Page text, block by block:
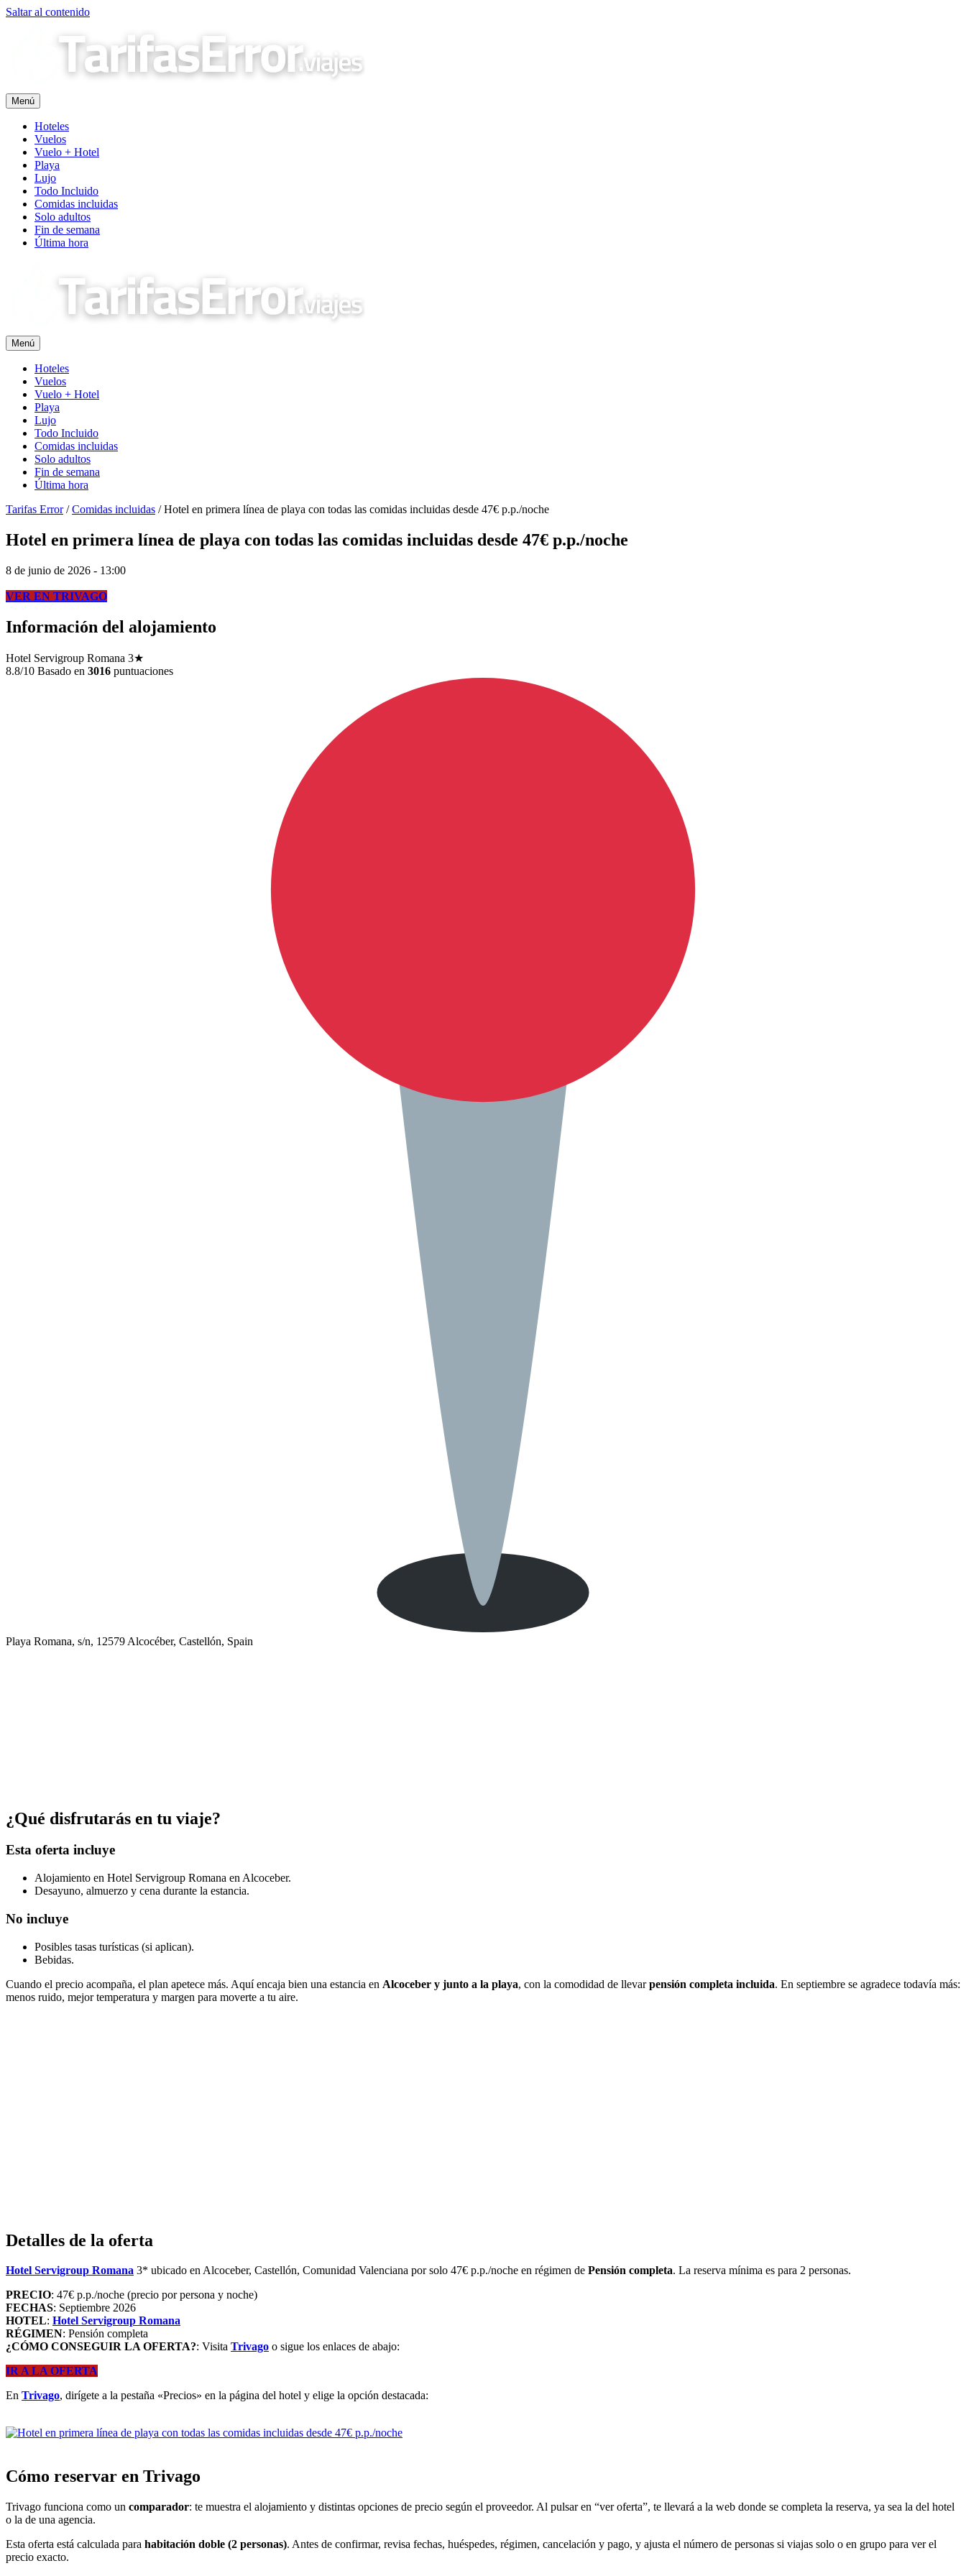
Saltar al contenido
Menú
Hoteles
Vuelos
Vuelo + Hotel
Playa
Lujo
Todo Incluido
Comidas incluidas
Solo adultos
Fin de semana
Última hora
Menú
Hoteles
Vuelos
Vuelo + Hotel
Playa
Lujo
Todo Incluido
Comidas incluidas
Solo adultos
Fin de semana
Última hora
Tarifas Error/Comidas incluidas /Hotel en primera línea de playa con todas las comidas incluidas desde 47€ p.p./noche
Hotel en primera línea de playa con todas las comidas incluidas desde 47€ p.p./noche
8 de junio de 2026 - 13:00
VER EN TRIVAGO
Información del alojamiento
Hotel Servigroup Romana 3★
8.8/10 Basado en 3016 puntuaciones
Playa Romana, s/n, 12579 Alcocéber, Castellón, Spain
¿Qué disfrutarás en tu viaje?
Esta oferta incluye
Alojamiento en Hotel Servigroup Romana en Alcoceber.
Desayuno, almuerzo y cena durante la estancia.
No incluye
Posibles tasas turísticas (si aplican).
Bebidas.
Cuando el precio acompaña, el plan apetece más. Aquí encaja bien una estancia en Alcoceber y junto a la playa, con la comodidad de llevarpensión completa incluida. En septiembre se agradece todavía más:
menos ruido, mejor temperatura y margen para moverte a tu aire.
Detalles de la oferta
Hotel Servigroup Romana 3* ubicado en Alcoceber, Castellón, Comunidad Valenciana por solo 47€ p.p./noche en régimen de Pensión completa. La reserva mínima es para 2 personas.
PRECIO: 47€ p.p./noche (precio por persona y noche)
FECHAS: Septiembre 2026
HOTEL: Hotel Servigroup Romana
RÉGIMEN: Pensión completa
¿CÓMO CONSEGUIR LA OFERTA?: Visita Trivago o sigue los enlaces de abajo:
IR A LA OFERTA
En Trivago, dirígete a la pestaña «Precios» en la página del hotel y elige la opción destacada:
Cómo reservar en Trivago
Trivago funciona como un comparador: te muestra el alojamiento y distintas opciones de precio según el proveedor. Al pulsar en “ver oferta”, te llevará a la web donde se completa la reserva, ya sea la del hotel
o la de una agencia.
Esta oferta está calculada para habitación doble (2 personas). Antes de confirmar, revisa fechas, huéspedes, régimen, cancelación y pago, y ajusta el número de personas si viajas solo o en grupo para ver el
precio exacto.